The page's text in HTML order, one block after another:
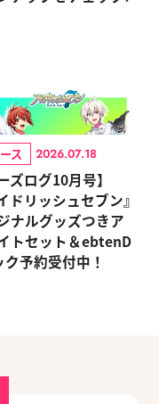
ス 2026.07.18
ズログ10月号】
ドリッシュセブン』
ナルグッズつきア
トセット＆ebtenD
ク予約受付中！